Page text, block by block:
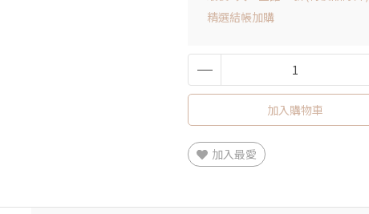
精選結帳加購
加入購物車
加入最愛